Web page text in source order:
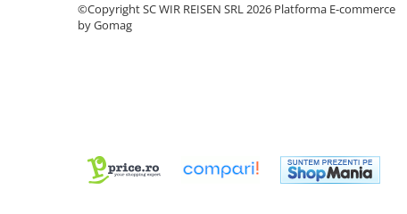
©Copyright SC WIR REISEN SRL 2026 Platforma E-commerce
by Gomag